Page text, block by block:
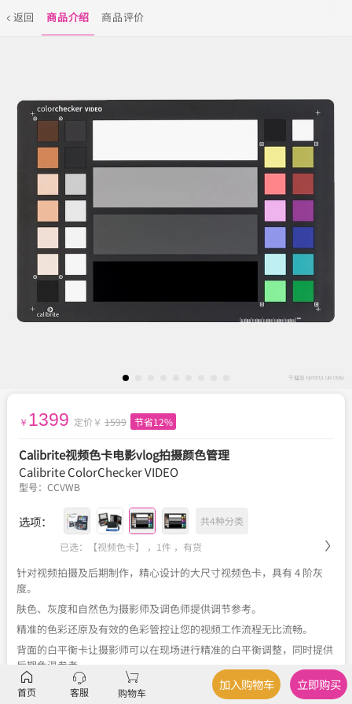
返回 商品介绍 商品评价
￥ 1399 定价￥ 1599 节省12%
Calibrite视频色卡电影vlog拍摄颜色管理
Calibrite ColorChecker VIDEO
型号： CCVWB
选项：
共4种分类
已选：【视频色卡】 ，1件 ， 有货
针对视频拍摄及后期制作，精心设计的大尺寸视频色卡，具有 4 阶灰
度。
肤色、灰度和自然色为摄影师及调色师提供调节参考。
精准的色彩还原及有效的色彩管控让您的视频工作流程无比流畅。
背面的白平衡卡让摄影师可以在现场进行精准的白平衡调整，同时提供
后期色温参考。
首页 客服 购物车
加入购物车 立即购买